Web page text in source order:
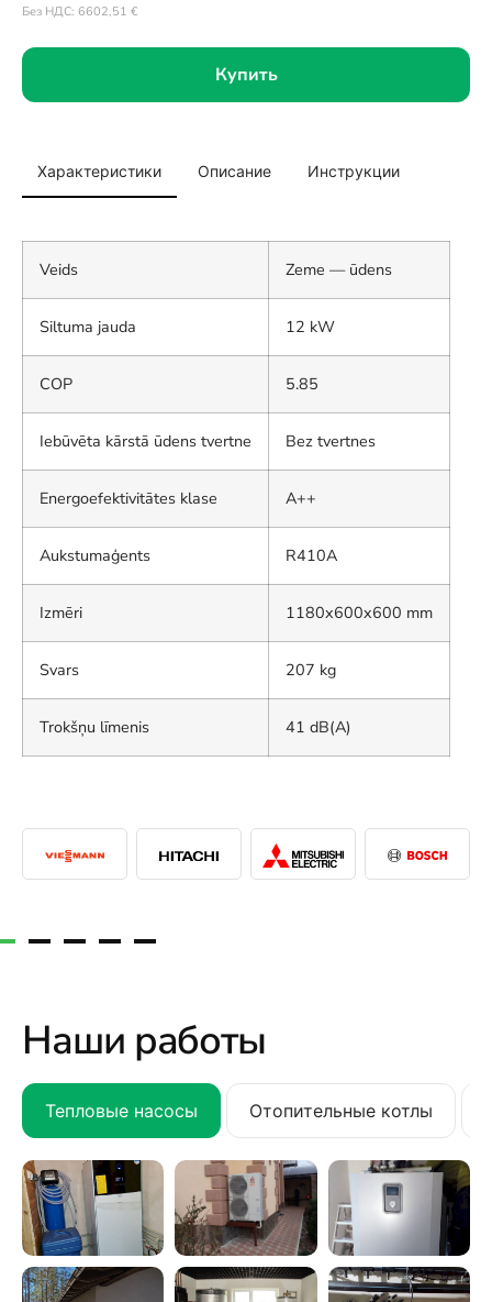
Без НДС: 6602,51 €
Купить
Характеристики Описание Инструкции
Veids Zeme — ūdens
Siltuma jauda 12 kW
COP 5.85
Iebūvēta kārstā ūdens tvertne Bez tvertnes
Energoefektivitātes klase A++
Aukstumaģents R410A
Izmēri 1180x600x600 mm
Svars 207 kg
Trokšņu līmenis 41 dB(A)
Наши работы
Тепловые насосы Отопительные котлы